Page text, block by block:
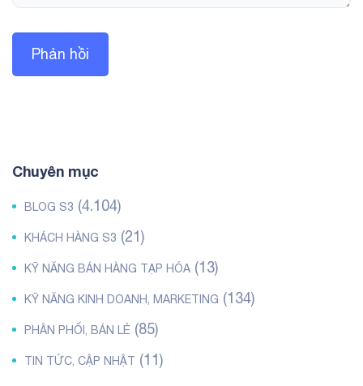
Chuyên mục
BLOG S3 (4.104)
KHÁCH HÀNG S3 (21)
KỸ NĂNG BÁN HÀNG TẠP HÓA (13)
KỸ NĂNG KINH DOANH, MARKETING (134)
PHÂN PHỐI, BÁN LẺ (85)
TIN TỨC, CẬP NHẬT (11)